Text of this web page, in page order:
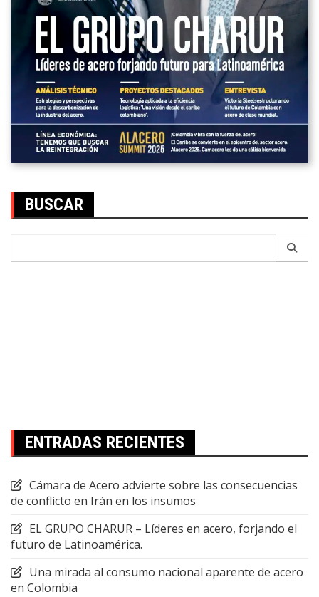
BUSCAR
ENTRADAS RECIENTES
Cámara de Acero advierte sobre las consecuencias
de conflicto en Irán en los insumos
EL GRUPO CHARUR – Líderes en acero, forjando el
futuro de Latinoamérica.
Una mirada al consumo nacional aparente de acero
en Colombia